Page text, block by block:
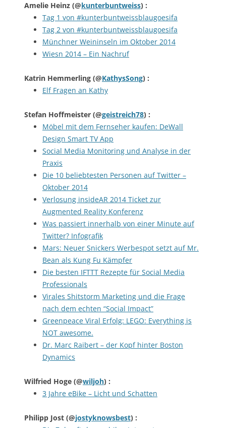
Amelie Heinz (@kunterbuntweiss) :
Tag 1 von #kunterbuntweissblaugoesifa
Tag 2 von #kunterbuntweissblaugoesifa
Münchner Weininseln im Oktober 2014
Wiesn 2014 – Ein Nachruf
Katrin Hemmerling (@KathysSong) :
Elf Fragen an Kathy
Stefan Hoffmeister (@geistreich78) :
Möbel mit dem Fernseher kaufen: DeWall
Design Smart TV App
Social Media Monitoring und Analyse in der
Praxis
Die 10 beliebtesten Personen auf Twitter –
Oktober 2014
Verlosung insideAR 2014 Ticket zur
Augmented Reality Konferenz
Was passiert innerhalb von einer Minute auf
Twitter? Infografik
Mars: Neuer Snickers Werbespot setzt auf Mr.
Bean als Kung Fu Kämpfer
Die besten IFTTT Rezepte für Social Media
Professionals
Virales Shitstorm Marketing und die Frage
nach dem echten “Social Impact”
Greenpeace Viral Erfolg: LEGO: Everything is
NOT awesome.
Dr. Marc Raibert – der Kopf hinter Boston
Dynamics
Wilfried Hoge (@wiljoh) :
3 Jahre eBike – Licht und Schatten
Philipp Jost (@jostyknowsbest) :